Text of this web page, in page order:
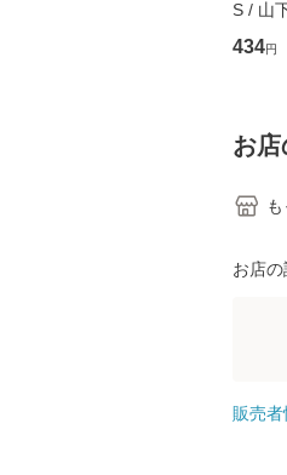
S / 山
トウ
[CD]
434円
お店
お店の
販売者